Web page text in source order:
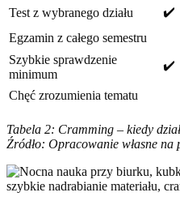
Test z wybranego działu
✔️
Egzamin z całego semestru
Szybkie sprawdzenie
minimum
✔️
Chęć zrozumienia tematu
Tabela 2: Cramming – kiedy
Źródło: Opracowanie własne na